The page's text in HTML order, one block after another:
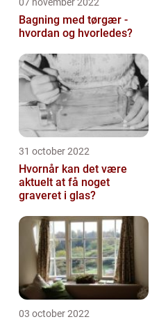
Bagning med tørgær -
hvordan og hvorledes?
31 october 2022
Hvornår kan det være
aktuelt at få noget
graveret i glas?
03 october 2022